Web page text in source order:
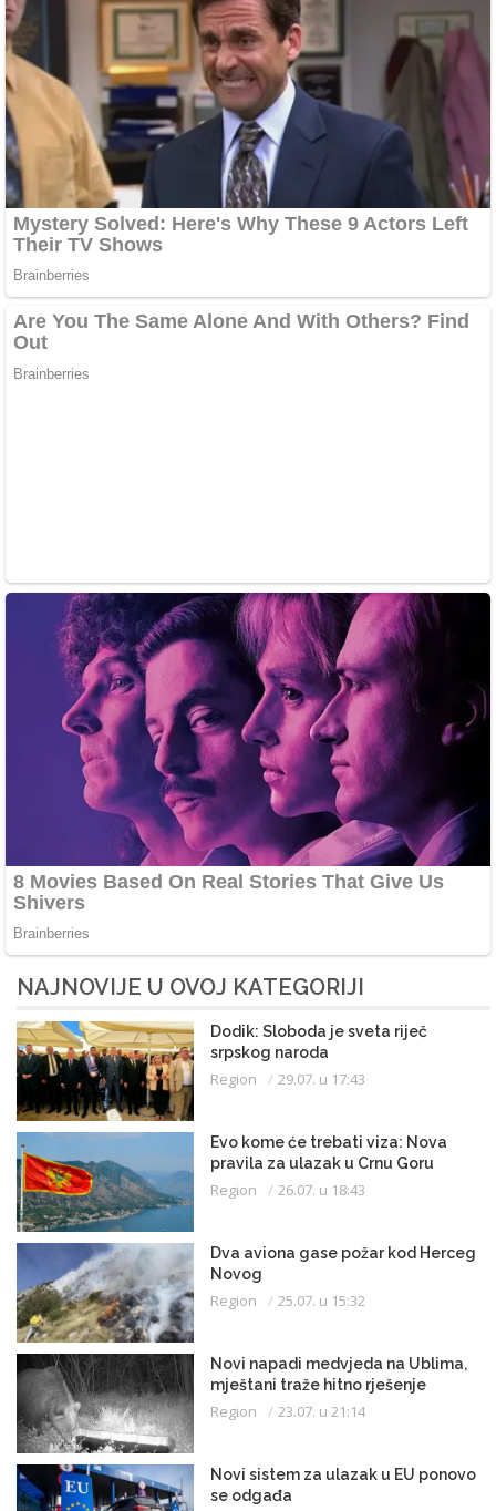
NAJNOVIJE U OVOJ KATEGORIJI
Dodik: Sloboda je sveta riječ
srpskog naroda
Region 29.07. u 17:43
Evo kome će trebati viza: Nova
pravila za ulazak u Crnu Goru
Region 26.07. u 18:43
Dva aviona gase požar kod Herceg
Novog
Region 25.07. u 15:32
Novi napadi medvjeda na Ublima,
mještani traže hitno rješenje
Region 23.07. u 21:14
Novi sistem za ulazak u EU ponovo
se odgađa